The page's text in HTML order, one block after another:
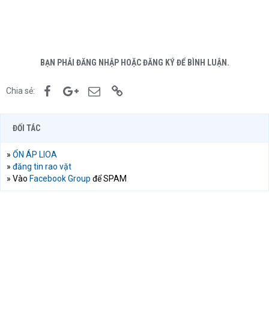
BẠN PHẢI ĐĂNG NHẬP HOẶC ĐĂNG KÝ ĐỂ BÌNH LUẬN.
Chia sẻ: FacebookGoogle+Email
ĐỐI TÁC
» ỔN ÁP LIOA
» đăng tin rao vặt
» Vào Facebook Group để SPAM